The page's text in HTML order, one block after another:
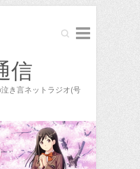
Search
信
き言ネットラジオ(号